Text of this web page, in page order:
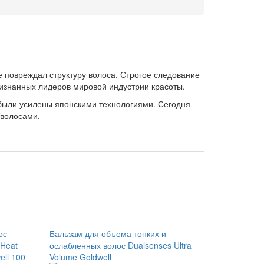
структуру волоса. Строгое следование
лидеров мировой индустрии красоты.
усилены японскими технологиями. Сегодня
100
Бальзам для объема тонких и
ослабленных волос Dualsenses Ultra
Volume Goldwell